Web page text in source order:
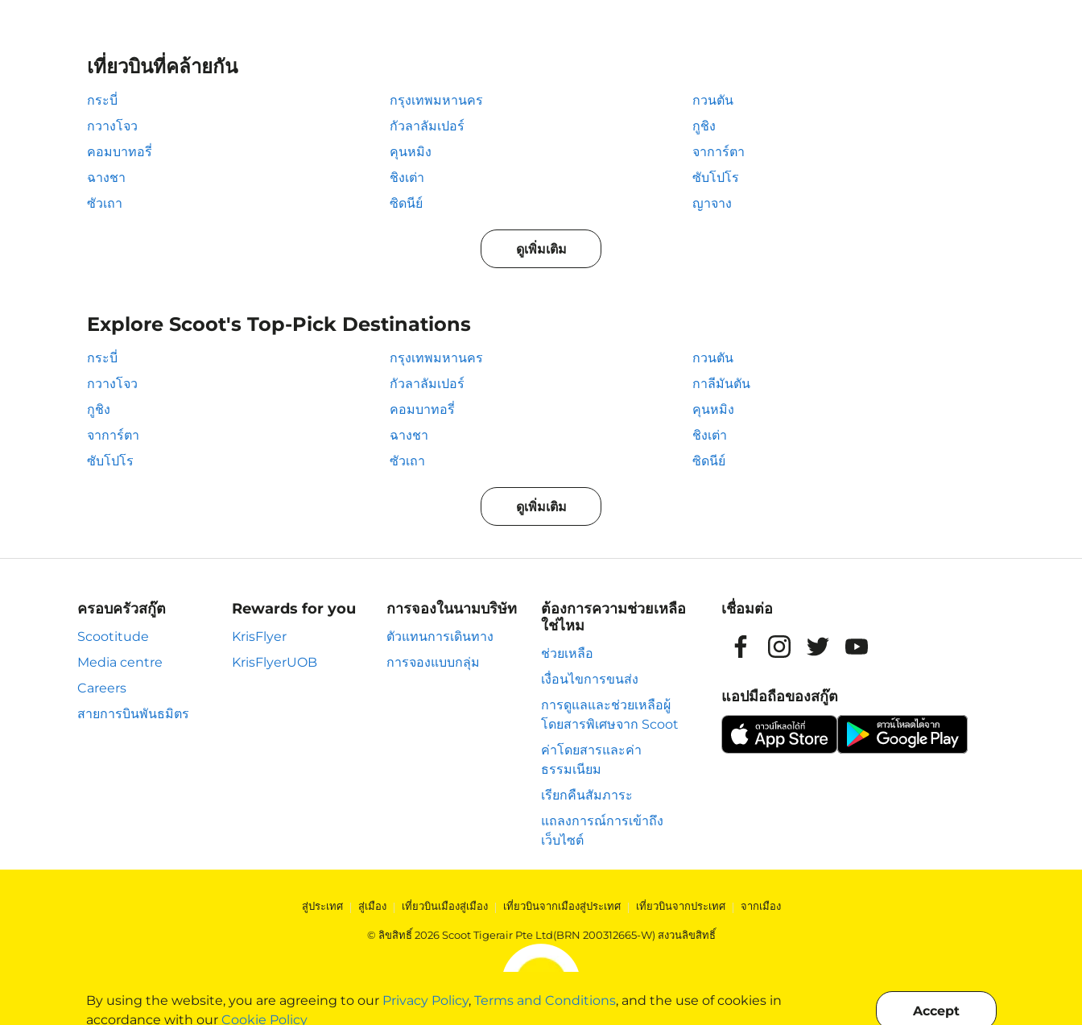
By using the website, you are agreeing to our Privacy Policy, Terms and Conditions, and the use of cookies in
accordance with our Cookie Policy
Accept
เที่ยวบินที่คล้ายกัน
กระบี่ กรุงเทพมหานคร
กวนตัน
กวางโจว
กัวลาลัมเปอร์
กูชิง
คอมบาทอรี่
คุนหมิง
จาการ์ตา
ฉางชา
ชิงเต่า
ซับโปโร
ซัวเถา
ซิดนีย์ ญาจาง
ดูเพิ่มเติม
Explore Scoot's Top-Pick Destinations
กระบี่ กรุงเทพมหานคร
กวนตัน
กวางโจว
กัวลาลัมเปอร์
กาลีมันตัน
กูชิง
คอมบาทอรี่
คุนหมิง
จาการ์ตา
ฉางชา
ชิงเต่า
ซับโปโร
ซัวเถา ซิดนีย์
ดูเพิ่มเติม
ครอบครัวสกู๊ต
Scootitude
Media centre
Careers
สายการบินพันธมิตร
Rewards for you
KrisFlyer
KrisFlyerUOB
การจองในนามบริษัท
ตัวแทนการเดินทาง
การจองแบบกลุ่ม
ต้องการความช่วยเหลือ
ใช่ไหม
ช่วยเหลือ
เงื่อนไขการขนส่ง
การดูแลและช่วยเหลือผู้
โดยสารพิเศษจาก Scoot
ค่าโดยสารและค่า
ธรรมเนียม
เรียกคืนสัมภาระ
แถลงการณ์การเข้าถึง
เว็บไซต์
เชื่อมต่อ
แอปมือถือของสกู๊ต
สู่ประเทศ | สู่เมือง | เที่ยวบินเมืองสู่เมือง | เที่ยวบินจากเมืองสู่ประเทศ | เที่ยวบินจากประเทศ | จากเมือง
© ลิขสิทธิ์ 2026 Scoot Tigerair Pte Ltd(BRN 200312665-W) สงวนลิขสิทธิ์